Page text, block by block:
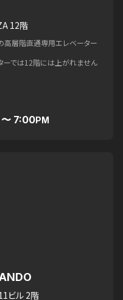
12階
高層階直通専用エレベーター
では12階には上がれません
〜 7:00PM
ビル 2階